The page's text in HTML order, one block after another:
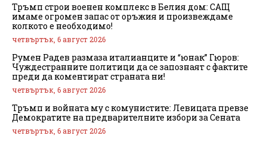
Тръмп строи военен комплекс в Белия дом: САЩ
имаме огромен запас от оръжия и произвеждаме
колкото е необходимо!
четвъртък, 6 август 2026
Румен Радев размаза италианците и “юнак” Гюров:
Чуждестранните политици да се запознаят с фактите
преди да коментират страната ни!
четвъртък, 6 август 2026
Тръмп и войната му с комунистите: Левицата превзе
Демократите на предварителните избори за Сената
четвъртък, 6 август 2026